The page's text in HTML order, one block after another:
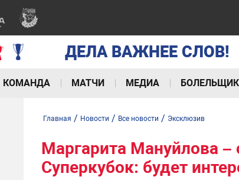
ДЕЛА ВАЖНЕЕ СЛОВ!
КОМАНДА МАТЧИ МЕДИА
Главная / Новости / Все новости / Эксклюзив
Маргарита Мануйлова
Суперкубок: будет